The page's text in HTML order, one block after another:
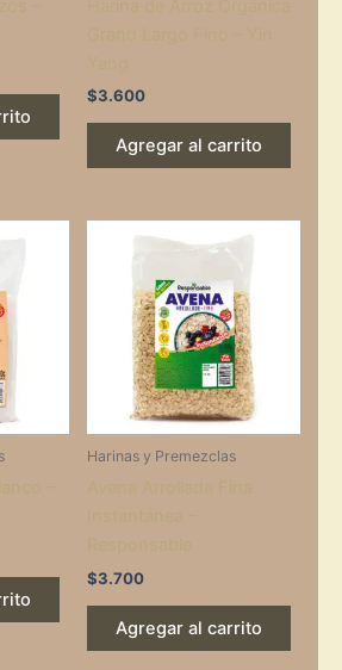
$3.600
Agregar al carrito
Harinas y Premezclas
$3.700
Agregar al carrito